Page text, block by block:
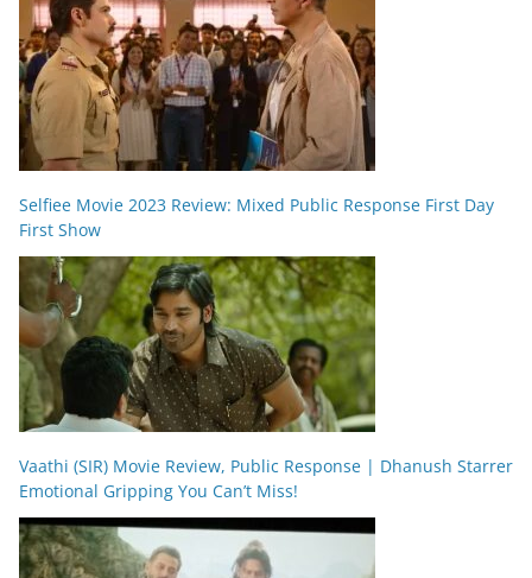
Selfiee Movie 2023 Review: Mixed Public Response First Day
First Show
Vaathi (SIR) Movie Review, Public Response | Dhanush Starrer
Emotional Gripping You Can’t Miss!